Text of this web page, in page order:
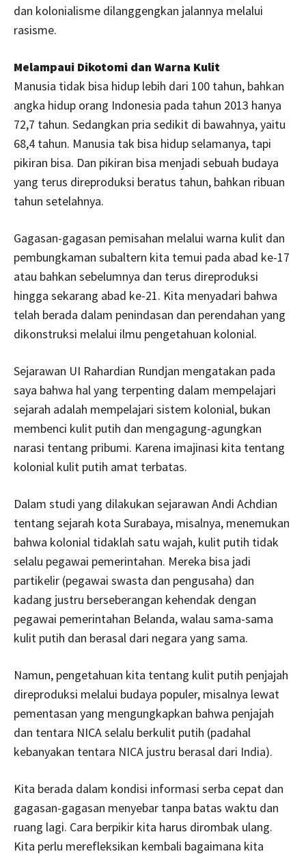
dan kolonialisme dilanggengkan jalannya melalui
rasisme.
Melampaui Dikotomi dan Warna Kulit
Manusia tidak bisa hidup lebih dari 100 tahun, bahkan
angka hidup orang Indonesia pada tahun 2013 hanya
72,7 tahun. Sedangkan pria sedikit di bawahnya, yaitu
68,4 tahun. Manusia tak bisa hidup selamanya, tapi
pikiran bisa. Dan pikiran bisa menjadi sebuah budaya
yang terus direproduksi beratus tahun, bahkan ribuan
tahun setelahnya.
Gagasan-gagasan pemisahan melalui warna kulit dan
pembungkaman subaltern kita temui pada abad ke-17
atau bahkan sebelumnya dan terus direproduksi
hingga sekarang abad ke-21. Kita menyadari bahwa
telah berada dalam penindasan dan perendahan yang
dikonstruksi melalui ilmu pengetahuan kolonial.
Sejarawan UI Rahardian Rundjan mengatakan pada
saya bahwa hal yang terpenting dalam mempelajari
sejarah adalah mempelajari sistem kolonial, bukan
membenci kulit putih dan mengagung-agungkan
narasi tentang pribumi. Karena imajinasi kita tentang
kolonial kulit putih amat terbatas.
Dalam studi yang dilakukan sejarawan Andi Achdian
tentang sejarah kota Surabaya, misalnya, menemukan
bahwa kolonial tidaklah satu wajah, kulit putih tidak
selalu pegawai pemerintahan. Mereka bisa jadi
partikelir (pegawai swasta dan pengusaha) dan
kadang justru berseberangan kehendak dengan
pegawai pemerintahan Belanda, walau sama-sama
kulit putih dan berasal dari negara yang sama.
Namun, pengetahuan kita tentang kulit putih penjajah
direproduksi melalui budaya populer, misalnya lewat
pementasan yang mengungkapkan bahwa penjajah
dan tentara NICA selalu berkulit putih (padahal
kebanyakan tentara NICA justru berasal dari India).
Kita berada dalam kondisi informasi serba cepat dan
gagasan-gagasan menyebar tanpa batas waktu dan
ruang lagi. Cara berpikir kita harus dirombak ulang.
Kita perlu merefleksikan kembali bagaimana kita